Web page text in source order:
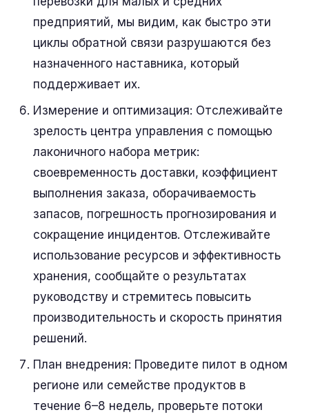
предприятий, мы видим, как быстро эти
циклы обратной связи разрушаются без
назначенного наставника, который
поддерживает их.
Измерение и оптимизация: Отслеживайте
зрелость центра управления с помощью
лаконичного набора метрик:
своевременность доставки, коэффициент
выполнения заказа, оборачиваемость
запасов, погрешность прогнозирования и
сокращение инцидентов. Отслеживайте
использование ресурсов и эффективность
хранения, сообщайте о результатах
руководству и стремитесь повысить
производительность и скорость принятия
решений.
План внедрения: Проведите пилот в одном
регионе или семействе продуктов в
течение 6–8 недель, проверьте потоки